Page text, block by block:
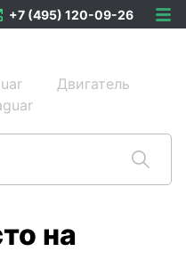
+7 (495) 120-09-26
Двигатель